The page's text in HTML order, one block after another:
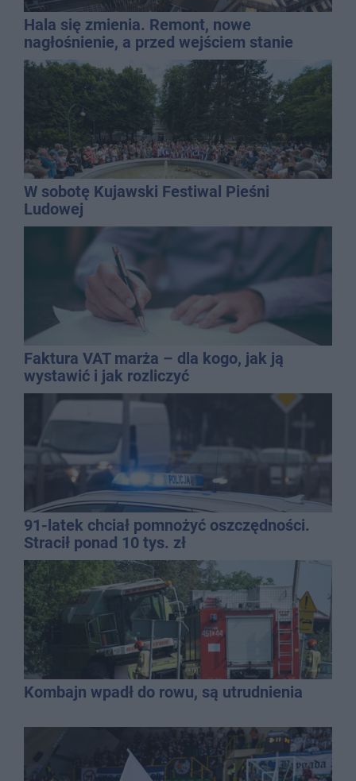
Hala się zmienia. Remont, nowe
nagłośnienie, a przed wejściem stanie
QEMETICA ARENA
W sobotę Kujawski Festiwal Pieśni
Ludowej
Faktura VAT marża – dla kogo, jak ją
wystawić i jak rozliczyć
91-latek chciał pomnożyć oszczędności.
Stracił ponad 10 tys. zł
Kombajn wpadł do rowu, są utrudnienia